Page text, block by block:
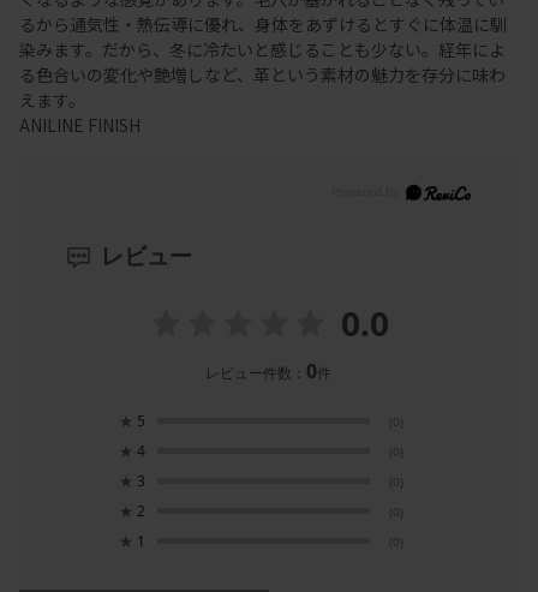
るから通気性・熱伝導に優れ、身体をあずけるとすぐに体温に馴
染みます。だから、冬に冷たいと感じることも少ない。経年によ
る色合いの変化や艶増しなど、革という素材の魅力を存分に味わ
えます。
ANILINE FINISH
レビュー
0.0
レビュー件数： 0件
★ 5 (0)
★ 4 (0)
★ 3 (0)
★ 2 (0)
★ 1 (0)